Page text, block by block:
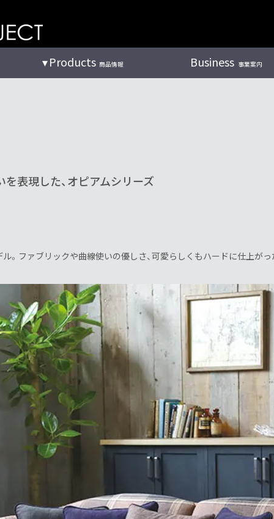
Products 商品情報 Business 事業案内
表現した、オピアムシリーズ
。ファブリックや曲線使いの優しさ、可愛らしくもハードに仕上が